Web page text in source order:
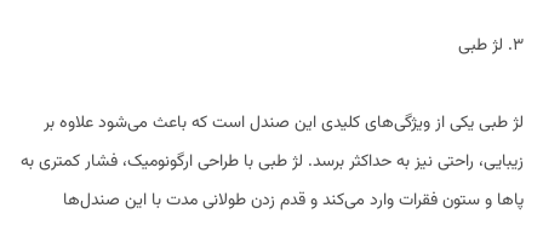
3. لژ طبی
لژ طبی یکی از ویژگی‌های کلیدی این صندل است که باعث می‌شود علاوه بر
زیبایی، راحتی نیز به حداکثر برسد. لژ طبی با طراحی ارگونومیک، فشار کمتری به
پاها و ستون فقرات وارد می‌کند و قدم زدن طولانی مدت با این صندل‌ها